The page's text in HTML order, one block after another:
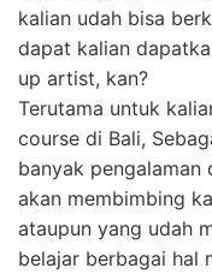
kalian udah bisa
dapat kalian
up artist, kan?
Terutama untuk
course di Bali,
banyak pengalaman
akan membimbing
ataupun yang udah
belajar berbagai hal